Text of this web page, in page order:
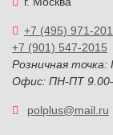
+7 (495) 971-
+7 (901) 547-2015
Розничная
Офис: ПН-ПТ
polplus@mail.ru